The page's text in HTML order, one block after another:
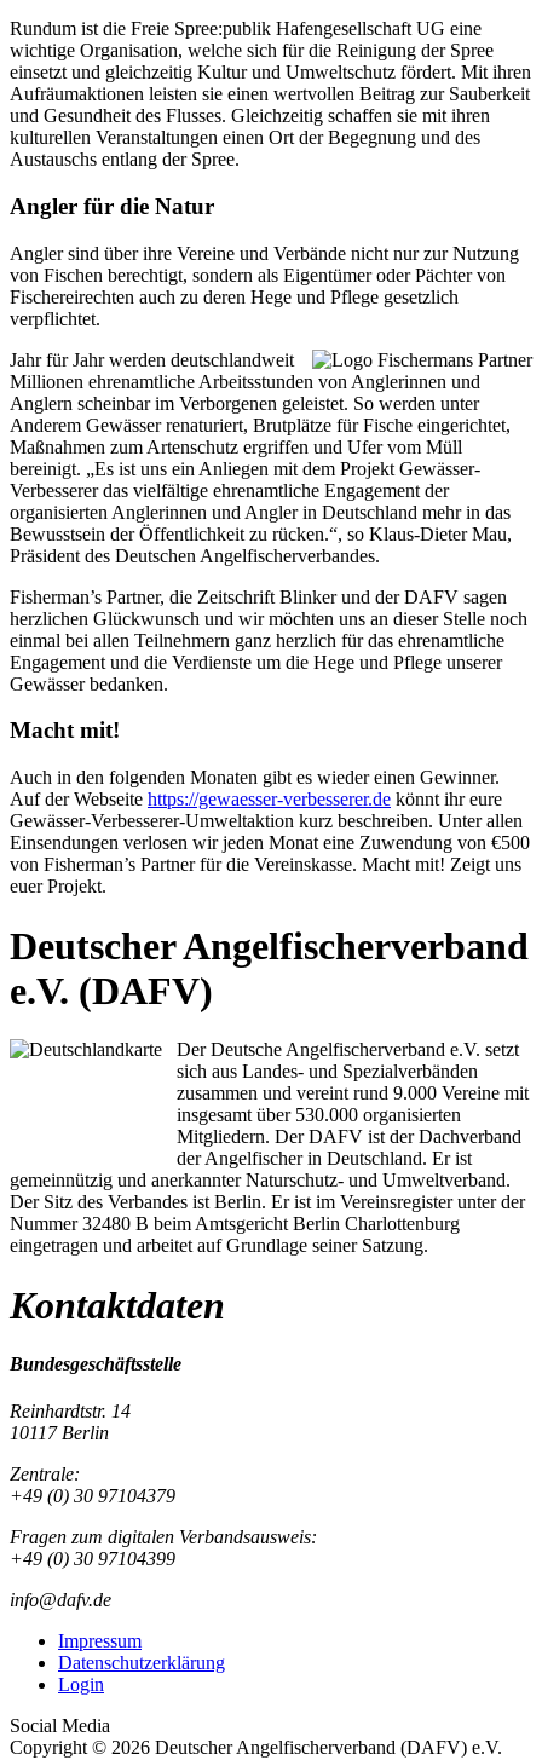
Rundum ist die Freie Spree:publik Hafengesellschaft UG eine
wichtige Organisation, welche sich für die Reinigung der Spree
einsetzt und gleichzeitig Kultur und Umweltschutz fördert. Mit ihren
Aufräumaktionen leisten sie einen wertvollen Beitrag zur Sauberkeit
und Gesundheit des Flusses. Gleichzeitig schaffen sie mit ihren
kulturellen Veranstaltungen einen Ort der Begegnung und des
Austauschs entlang der Spree.
Angler für die Natur
Angler sind über ihre Vereine und Verbände nicht nur zur Nutzung
von Fischen berechtigt, sondern als Eigentümer oder Pächter von
Fischereirechten auch zu deren Hege und Pflege gesetzlich
verpflichtet.
Jahr für Jahr werden deutschlandweit
Millionen ehrenamtliche Arbeitsstunden von Anglerinnen und
Anglern scheinbar im Verborgenen geleistet. So werden unter
Anderem Gewässer renaturiert, Brutplätze für Fische eingerichtet,
Maßnahmen zum Artenschutz ergriffen und Ufer vom Müll
bereinigt. „Es ist uns ein Anliegen mit dem Projekt Gewässer-
Verbesserer das vielfältige ehrenamtliche Engagement der
organisierten Anglerinnen und Angler in Deutschland mehr in das
Bewusstsein der Öffentlichkeit zu rücken.“, so Klaus-Dieter Mau,
Präsident des Deutschen Angelfischerverbandes.
Fisherman’s Partner, die Zeitschrift Blinker und der DAFV sagen
herzlichen Glückwunsch und wir möchten uns an dieser Stelle noch
einmal bei allen Teilnehmern ganz herzlich für das ehrenamtliche
Engagement und die Verdienste um die Hege und Pflege unserer
Gewässer bedanken.
Macht mit!
Auch in den folgenden Monaten gibt es wieder einen Gewinner.
Auf der Webseite https://gewaesser-verbesserer.de könnt ihr eure
Gewässer-Verbesserer-Umweltaktion kurz beschreiben. Unter allen
Einsendungen verlosen wir jeden Monat eine Zuwendung von €500
von Fisherman’s Partner für die Vereinskasse. Macht mit! Zeigt uns
euer Projekt.
Deutscher Angelfischerverband
e.V. (DAFV)
Der Deutsche Angelfischerverband e.V. setzt
sich aus Landes- und Spezialverbänden
zusammen und vereint rund 9.000 Vereine mit
insgesamt über 530.000 organisierten
Mitgliedern. Der DAFV ist der Dachverband
der Angelfischer in Deutschland. Er ist
gemeinnützig und anerkannter Naturschutz- und Umweltverband.
Der Sitz des Verbandes ist Berlin. Er ist im Vereinsregister unter der
Nummer 32480 B beim Amtsgericht Berlin Charlottenburg
eingetragen und arbeitet auf Grundlage seiner Satzung.
Kontaktdaten
Bundesgeschäftsstelle
Reinhardtstr. 14
10117 Berlin
Zentrale:
+49 (0) 30 97104379
Fragen zum digitalen Verbandsausweis:
+49 (0) 30 97104399
info@dafv.de
Impressum
Datenschutzerklärung
Login
Social Media
Copyright © 2026 Deutscher Angelfischerverband (DAFV) e.V.